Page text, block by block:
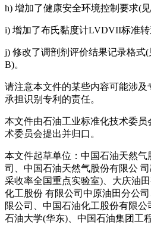
h) 增加了健康安全环境控制要求(
i) 增加了布氏黏度计LVDVII标准
j) 修改了调剖剂评价结果记录格式
B)。
请注意本文件的某些内容可能涉
承担识别专利的责任。
本文件由石油工业标准化技术委
术委员会提出并归口。
本文件起草单位：中国石油天然
司、中国石油天然气股份有限公
采收率全国重点实验室)、大庆油
化工股份 有限公司中原油田分公
限公司、中国石油化工股份有限
石油大学(华东)、中国石油集团工